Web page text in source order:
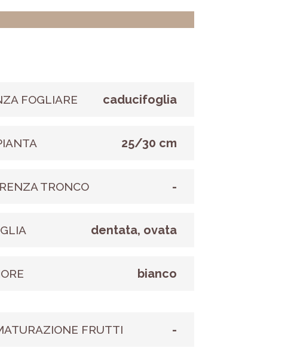
FOGLIARE caducifoglia
25/30 cm
TRONCO -
dentata, ovata
bianco
FRUTTI -